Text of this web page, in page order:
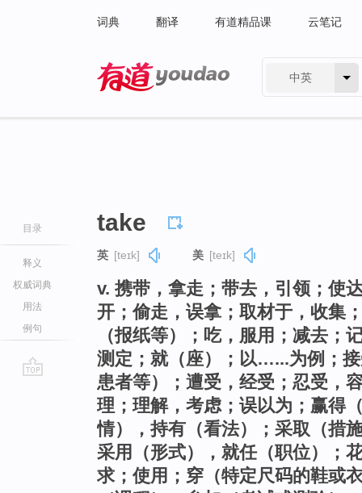
词典 翻译 有道精品课 云笔记
中英
目录
释义
权威词典
用法
例句
take
英 [teɪk] 美 [teɪk]
v. 携带，拿走；带去，引领；使
开；偷走，误拿；取材于，收集
（报纸等）；吃，服用；减去；
测定；就（座）；以…...为例；
患者等）；遭受，经受；忍受，
理；理解，考虑；误以为；赢得
情），持有（看法）；采取（措
采用（形式），就任（职位）；
求；使用；穿（特定尺码的鞋或